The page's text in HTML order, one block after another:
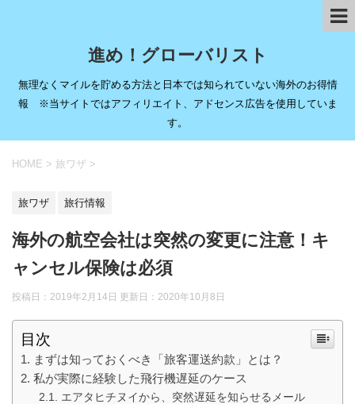
進め！グローバリスト
無理なくマイルを貯める方法と日本では知られていない海外のお得情
報 ※当サイトではアフィリエイト、アドセンス広告を使用していま
す。
HOME > 旅ワザ >
旅ワザ 旅行情報
海外の航空会社は突然の変更に注意！キ
ャンセル保険は必須
投稿日：2019年2月14日 更新日： 2020年10月8日
目次
まずは知っておくべき「旅客運送約款」とは？
私が実際に経験した飛行機遅延のケース
エアタヒチヌイから、突然遅延を知らせるメール